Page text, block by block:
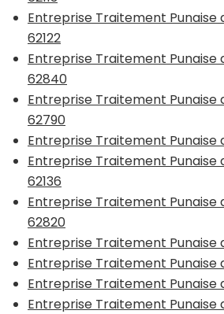
Entreprise Traitement Punaise
62122
Entreprise Traitement Punaise
62840
Entreprise Traitement Punaise
62790
Entreprise Traitement Punaise
Entreprise Traitement Punaise
62136
Entreprise Traitement Punaise
62820
Entreprise Traitement Punaise
Entreprise Traitement Punaise
Entreprise Traitement Punaise
Entreprise Traitement Punaise